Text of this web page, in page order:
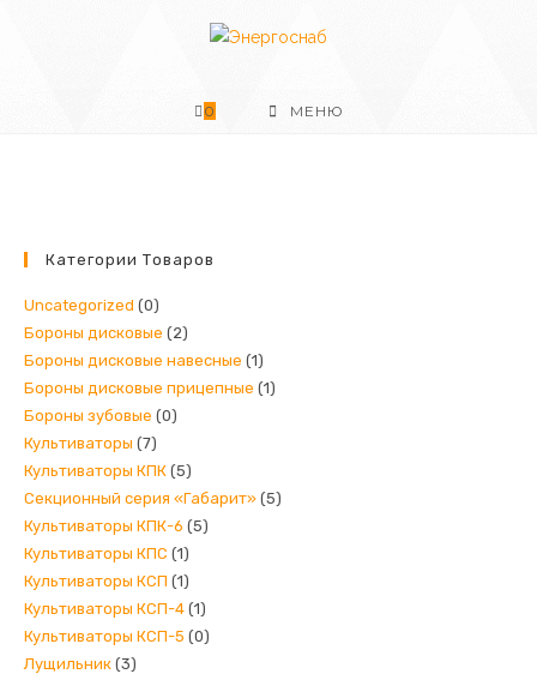
0 МЕНЮ
Категории Товаров
Uncategorized (0)
Бороны дисковые (2)
Бороны дисковые навесные (1)
Бороны дисковые прицепные (1)
Бороны зубовые (0)
Культиваторы (7)
Культиваторы КПК (5)
Секционный серия «Габарит» (5)
Культиваторы КПК-6 (5)
Культиваторы КПС (1)
Культиваторы КСП (1)
Культиваторы КСП-4 (1)
Культиваторы КСП-5 (0)
Лущильник (3)